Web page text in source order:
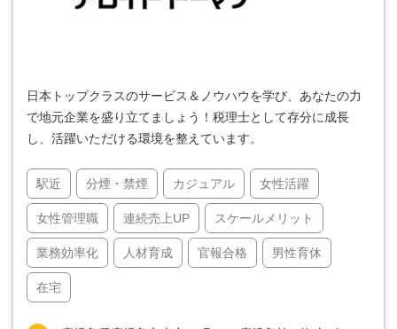
日本トップクラスのサービス＆ノウハウを学び、あなたの力
で地元企業を盛り立てましょう！税理士として存分に成長
し、活躍いただける環境を整えています。
駅近 分煙・禁煙 カジュアル 女性活躍
女性管理職 連続売上UP スケールメリット
業務効率化 人材育成 官報合格 男性育休
在宅